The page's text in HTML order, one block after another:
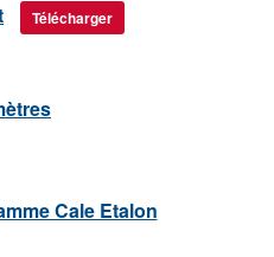
Télécharger
Cale Etalon